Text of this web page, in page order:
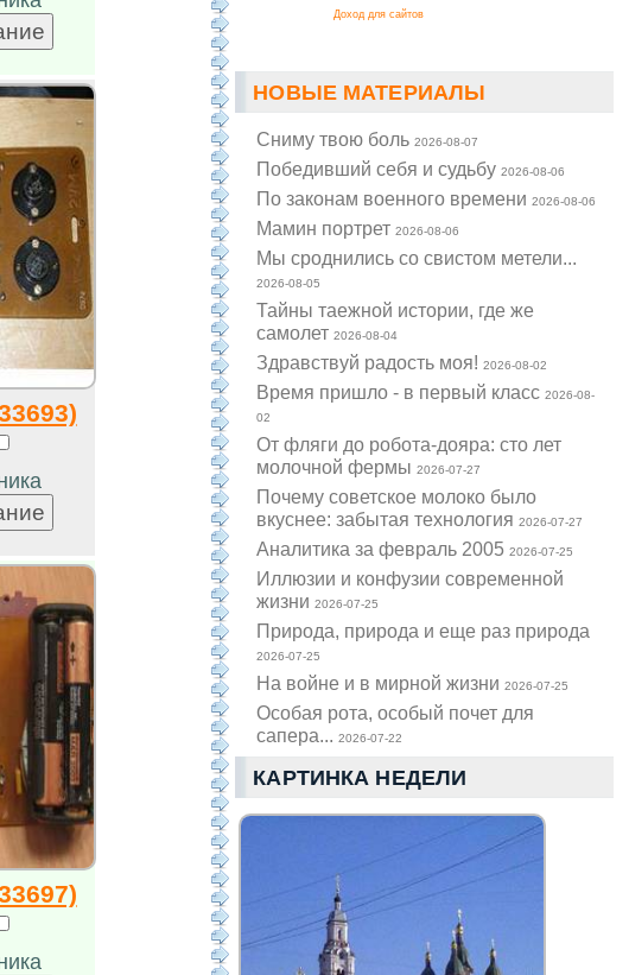
Доход для сайтов
НОВЫЕ МАТЕРИАЛЫ
Cниму твою боль2026-08-07
Победивший себя и судьбу2026-08-06
По законам военного времени2026-08-06
Мамин портрет2026-08-06
Мы сроднились со свистом метели...
2026-08-05
Тайны таежной истории, где же
самолет2026-08-04
Здравствуй радость моя!2026-08-02
Время пришло - в первый класс2026-08-
02
От фляги до робота-дояра: сто лет
молочной фермы2026-07-27
Почему советское молоко было
вкуснее: забытая технология2026-07-27
Аналитика за февраль 20052026-07-25
Иллюзии и конфузии современной
жизни2026-07-25
Природа, природа и еще раз природа
2026-07-25
На войне и в мирной жизни2026-07-25
Особая рота, особый почет для
сапера...2026-07-22
КАРТИНКА НЕДЕЛИ